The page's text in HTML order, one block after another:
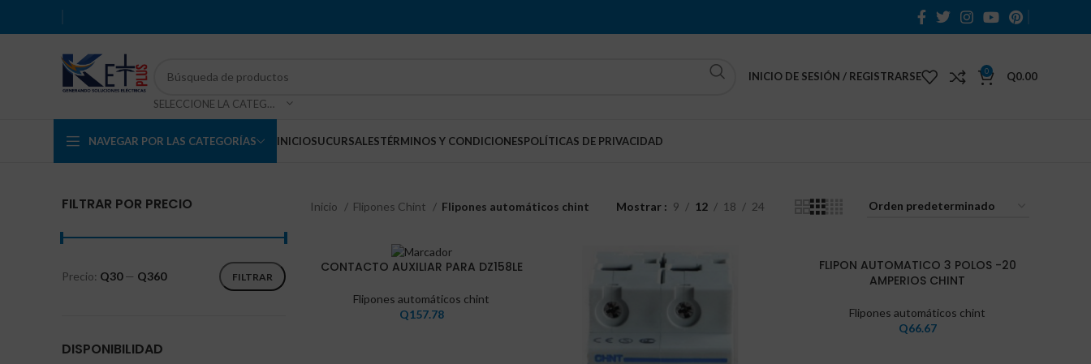
SELECCIONE LA CATEGORÍA
INICIO DE SESIÓN / REGISTRARSE 0 Q0.00
NAVEGAR POR LAS CATEGORÍAS INICIOSUCURSALESTÉRMINOS Y CONDICIONESPOLÍTICAS DE PRIVACIDAD
FILTRAR POR PRECIO
FILTRAR
Precio: Q30— Q360
DISPONIBILIDAD
Inicio Flipones Chint Flipones automáticos chint Mostrar 9 12 18 24
CONTACTO AUXILIAR PARA DZ158LE
Flipones automáticos chint
Q157.78
FLIPON AUTOMATICO 3 POLOS -20
AMPERIOS CHINT
Flipones automáticos chint
Q66.67